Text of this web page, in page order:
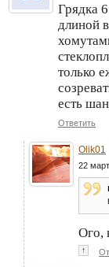
Грядка
длиной
только
есть
Ответить
Olik01
22
Ого,
↑